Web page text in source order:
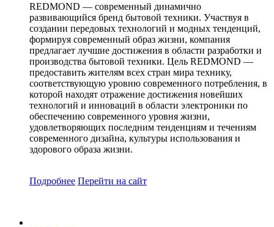
REDMOND — современный динамично
развивающийся бренд бытовой техники. Участвуя в
создании передовых технологий и модных тенденций,
формируя современный образ жизни, компания
предлагает лучшие достижения в области разработки и
производства бытовой техники. Цель REDMOND —
предоставить жителям всех стран мира технику,
соответствующую уровню современного потребления, в
которой находят отражение достижения новейших
технологий и инноваций в области электроники по
обеспечению современного уровня жизни,
удовлетворяющих последним тенденциям и течениям
современного дизайна, культуры использования и
здорового образа жизни.
Подробнее Перейти на сайт